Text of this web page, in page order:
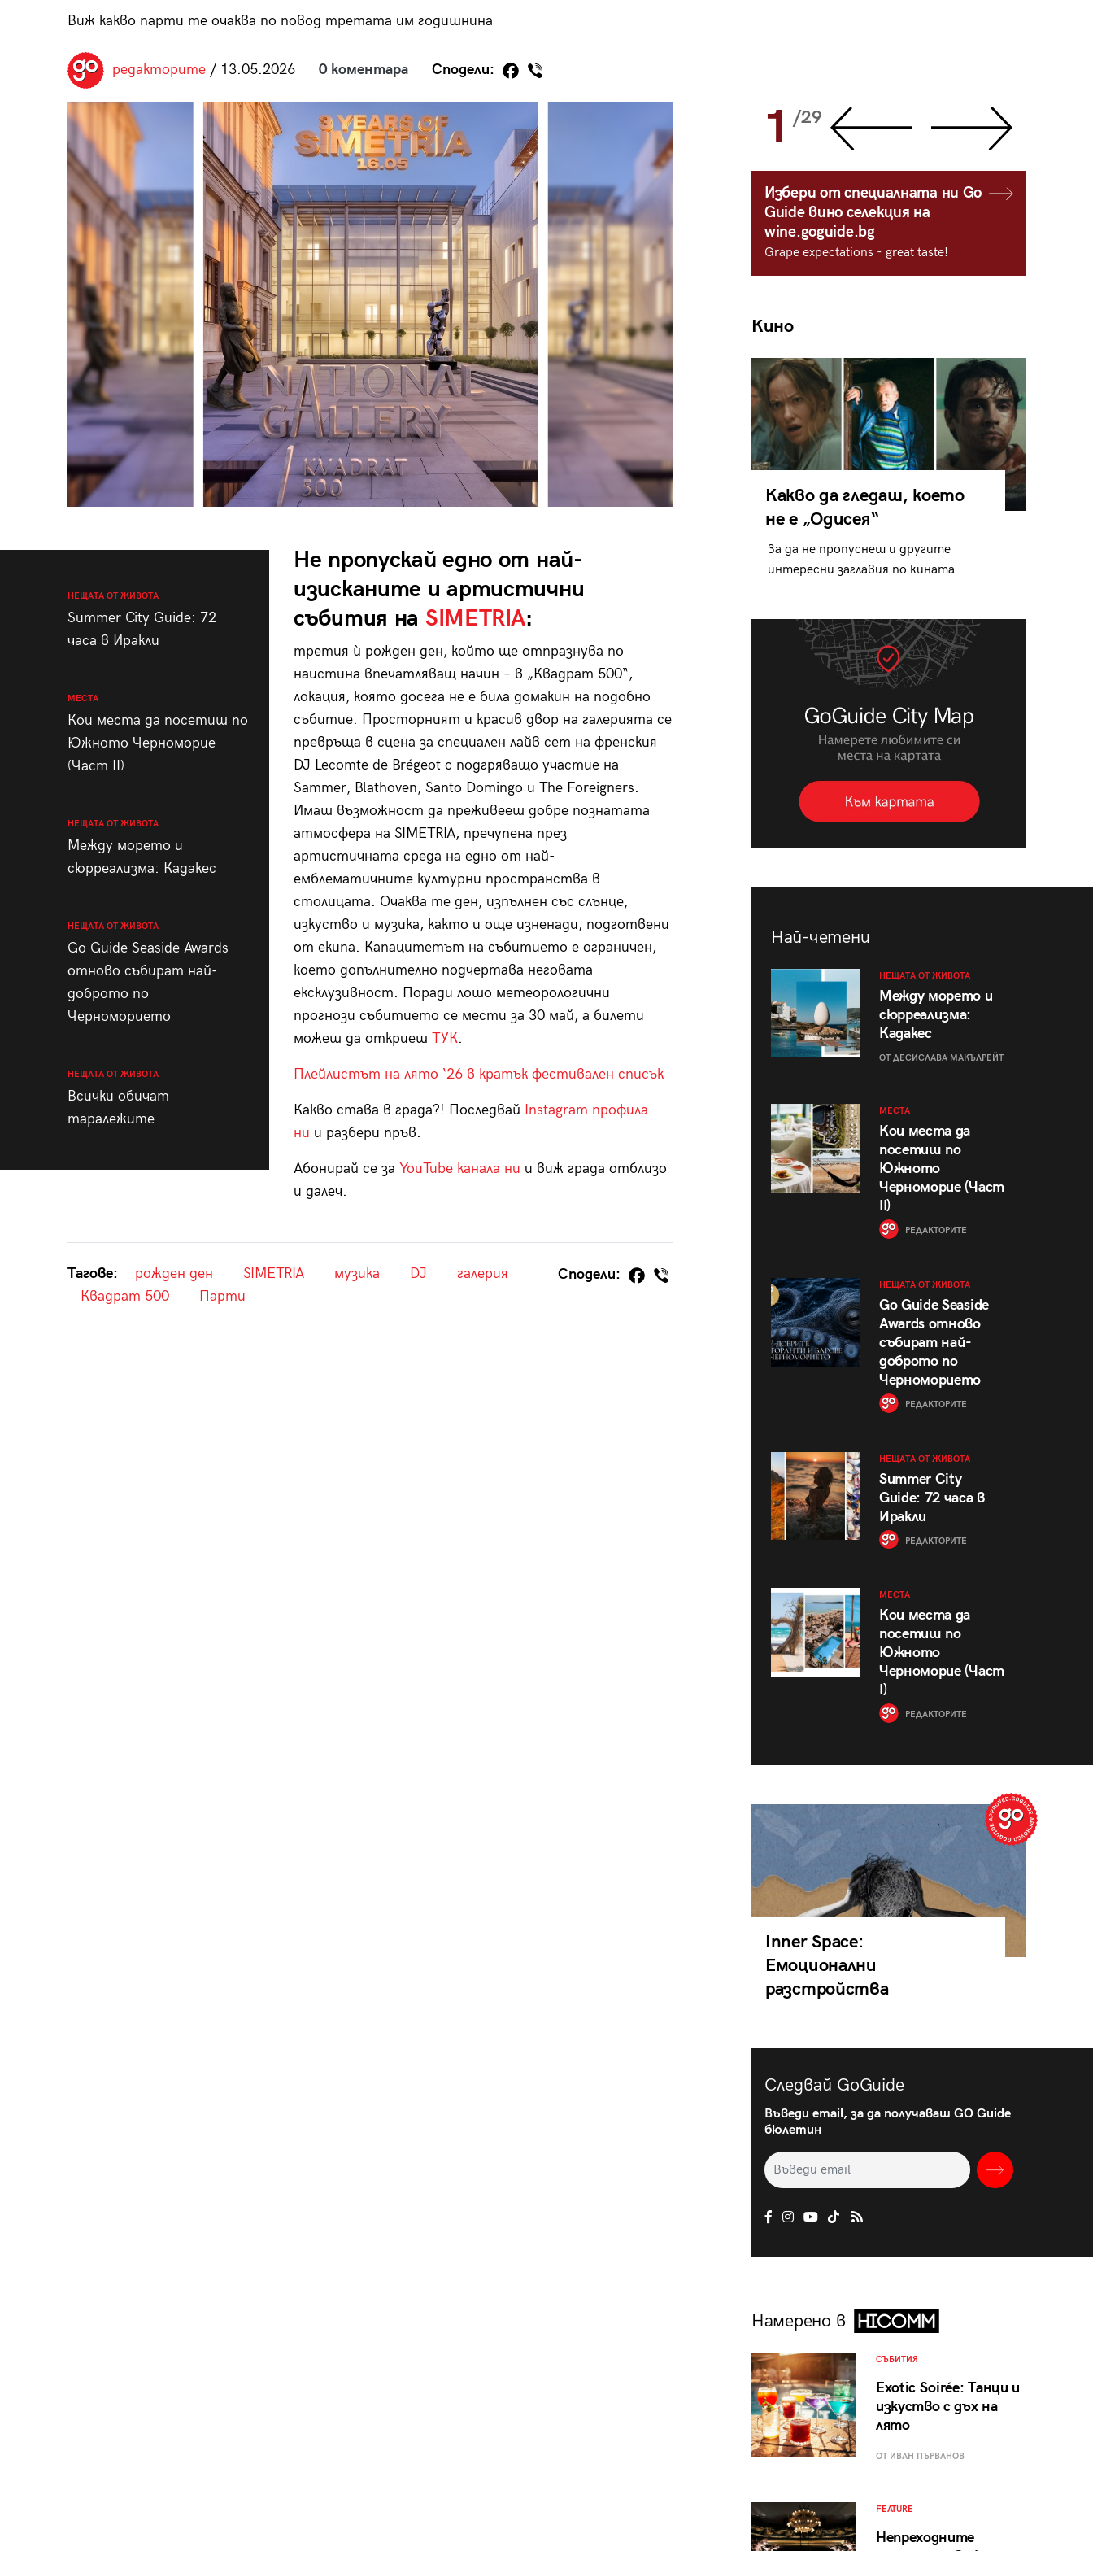
Виж какво парти те очаква по повод третата им годишнина
редакторите/ 13.05.2026 0 коментара Сподели:
НЕЩАТА ОТ ЖИВОТА
Summer City Guide: 72
часа в Иракли
МЕСТА
Кои места да посетиш по
Южното Черноморие
(Част II)
НЕЩАТА ОТ ЖИВОТА
Между морето и
сюрреализма: Кадакес
НЕЩАТА ОТ ЖИВОТА
Go Guide Seaside Awards
отново събират най-
доброто по
Черноморието
НЕЩАТА ОТ ЖИВОТА
Всички обичат
таралежите
Не пропускай едно от най-
изисканите и артистични
събития на SIMETRIA:
третия ѝ рожден ден, който ще отпразнува по
наистина впечатляващ начин – в „Квадрат 500“,
локация, която досега не е била домакин на подобно
събитие. Просторният и красив двор на галерията се
превръща в сцена за специален лайв сет на френския
DJ Lecomte de Brégeot с подгряващо участие на
Sammer, Blathoven, Santo Domingo и The Foreigners.
Имаш възможност да преживееш добре познатата
атмосфера на SIMETRIA, пречупена през
артистичната среда на едно от най-
емблематичните културни пространства в
столицата. Очаква те ден, изпълнен със слънце,
изкуство и музика, както и още изненади, подготвени
от екипа. Капацитетът на събитието е ограничен,
което допълнително подчертава неговата
ексклузивност. Поради лошо метеорологични
прогнози събитието се мести за 30 май, а билети
можеш да откриеш ТУК.
Плейлистът на лято ‘26 в кратък фестивален списък
Какво става в града?! Последвай Instagram профила
ни и разбери пръв.
Абонирай се за YouTube канала ни и виж града отблизо
и далеч.
Тагове: рожден ден SIMETRIA музика DJ
галерия
Квадрат 500
Парти
Сподели:
28 /29 29 1 /29
Избери от специалната ни Go
Guide вино селекция на
wine.goguide.bg
Grape expectations - great taste!
Кино
Какво да гледаш, което
не е „Одисея“
За да не пропуснеш и другите
интересни заглавия по кината
Най-четени
НЕЩАТА ОТ ЖИВОТА
Между морето и
сюрреализма:
Кадакес
ОТ ДЕСИСЛАВА МАКЪЛРЕЙТ
МЕСТА
Кои места да
посетиш по
Южното
Черноморие (Част
II)
РЕДАКТОРИТЕ
НЕЩАТА ОТ ЖИВОТА
Go Guide Seaside
Awards отново
събират най-
доброто по
Черноморието
РЕДАКТОРИТЕ
НЕЩАТА ОТ ЖИВОТА
Summer City
Guide: 72 часа в
Иракли
РЕДАКТОРИТЕ
МЕСТА
Кои места да
посетиш по
Южното
Черноморие (Част
I)
РЕДАКТОРИТЕ
Inner Space:
Емоционални
разстройства
Следвай GoGuide
Въведи email, за да получаваш GO Guide
бюлетин
Намерено в
СЪБИТИЯ
Exotic Soirée: Танци и
изкуство с дъх на
лято
ОТ ИВАН ПЪРВАНОВ
FEATURE
Непреходните